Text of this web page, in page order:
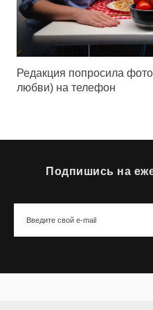
Редакция попросила
любви) на телефон
Подпишись на